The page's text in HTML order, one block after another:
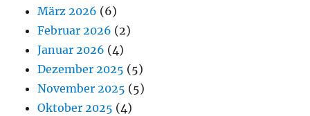
März 2026 (6)
Februar 2026 (2)
Januar 2026 (4)
Dezember 2025 (5)
November 2025 (5)
Oktober 2025 (4)